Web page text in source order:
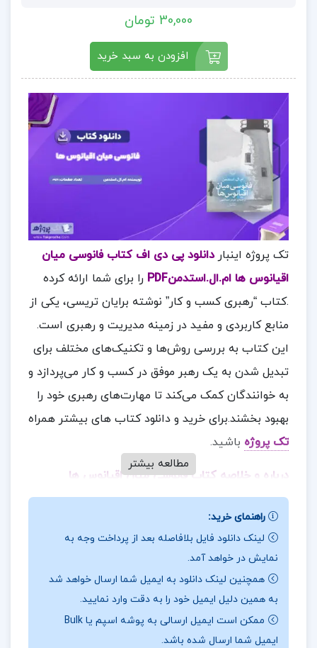
30,000 تومان
افزودن به سبد خرید
تک پروژه اینبار دانلود پی دی اف کتاب فانوسی میان
اقیانوس ها ام.ال.استدمنPDF
را برای شما ارائه کرده
.کتاب “رهبری کسب و کار” نوشته برایان تریسی، یکی از
منابع کاربردی و مفید در زمینه مدیریت و رهبری است.
این کتاب به بررسی روش‌ها و تکنیک‌های مختلف برای
تبدیل شدن به یک رهبر موفق در کسب و کار می‌پردازد و
به خوانندگان کمک می‌کند تا مهارت‌های رهبری خود را
بهبود بخشند.برای خرید و دانلود کتاب های بیشتر همراه
تک پروژه باشید.
درباره و خلاصه کتاب فانوسی میان اقیانوس ها
ام.ال.استدمن
برخی بخش‌های فنی: برخی از بخش‌های کتاب دارای
مفاهیم فنی و تخصصی هستند که ممکن است برای
خوانندگان غیرمتخصص چالش‌برانگیز باشد.
نیاز به پیگیری عملی: برای بهره‌برداری کامل از مفاهیم
کتاب، نیاز به پیگیری عملی و مداوم است.
مطالعه بیشتر
راهنمای خرید:
لینک دانلود فایل بلافاصله بعد از پرداخت وجه به
نمایش در خواهد آمد.
همچنین لینک دانلود به ایمیل شما ارسال خواهد شد
به همین دلیل ایمیل خود را به دقت وارد نمایید.
ممکن است ایمیل ارسالی به پوشه اسپم یا Bulk
ایمیل شما ارسال شده باشد.